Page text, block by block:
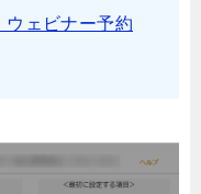
ウェビナー予約